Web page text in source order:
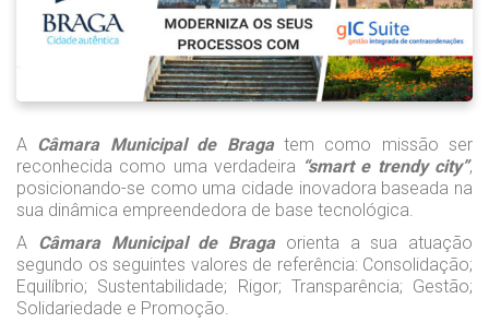
A Câmara Municipal de Bragatem como missão ser
reconhecida como uma verdadeira “smart e trendy city”,
posicionando-se como uma cidade inovadora baseada na
sua dinâmica empreendedora de base tecnológica.
A Câmara Municipal de Bragaorienta a sua atuação
segundo os seguintes valores de referência: Consolidação;
Equilíbrio; Sustentabilidade; Rigor; Transparência; Gestão;
Solidariedade e Promoção.